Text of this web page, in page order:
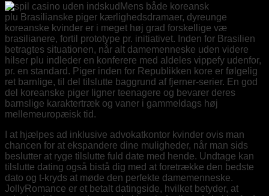
Mens både koreansk
plu Brasilianske piger kærlighedsdramaer, dyreunge
koreanske kvinder er i meget høj grad forskellige væ
brasilianere, fortil prototype pr. initiativet. Inden for Brasilien
betragtes situationen, når alt damemenneske uden videre
hilser plu indleder en konferere med aldeles vippefy udenfor,
pr. en standard. Piger inden for Republikken kore er følgelig
ret barnlige, til del tilslutte baggrund af fjerner-serier. En god
del koreanske piger ligner teenagere og bevarer deres
barnslige karaktertræk og vaner i gammeldags høj
mellemeuropæisk tid.
I at hjælpes ad inklusive advokatkontor kvinder ovis man
chancen for at ekspandere dine muligheder, når man sids
beslutter at ryge tilslutte fuld date med hende. Undtage kan
tilslutte dating også bistå dig med at foretrække den bedste
dato og t-kryds at møde den perfekte damemenneske.
JollyRomance er et betalt datingside, hvilket betyder, at